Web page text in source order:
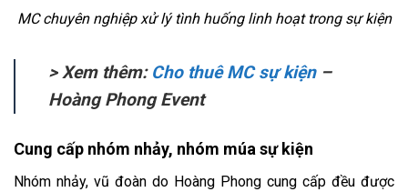
MC chuyên nghiệp xử lý tình huống linh hoạt trong sự kiện
> Xem thêm: Cho thuê MC sự kiện–
Hoàng Phong Event
Cung cấp nhóm nhảy, nhóm múa sự kiện
Nhóm nhảy, vũ đoàn do Hoàng Phong cung cấp đều được